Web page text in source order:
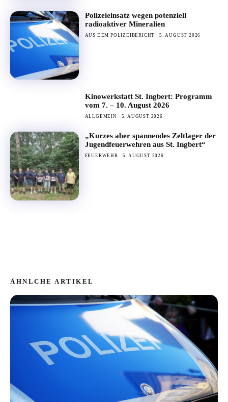
Polizeieinsatz wegen potenziell
radioaktiver Mineralien
AUS DEM POLIZEIBERICHT 5. AUGUST 2026
Kinowerkstatt St. Ingbert: Programm
vom 7. – 10. August 2026
ALLGEMEIN 5. AUGUST 2026
„Kurzes aber spannendes Zeltlager der
Jugendfeuerwehren aus St. Ingbert“
FEUERWEHR 5. AUGUST 2026
ÄHNLCHE ARTIKEL